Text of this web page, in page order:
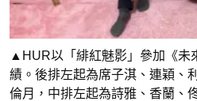
▲HUR以「緋紅魅影」參加《未
績。後排左起為席子淇、連穎、
倫月，中排左起為詩雅、香蘭、